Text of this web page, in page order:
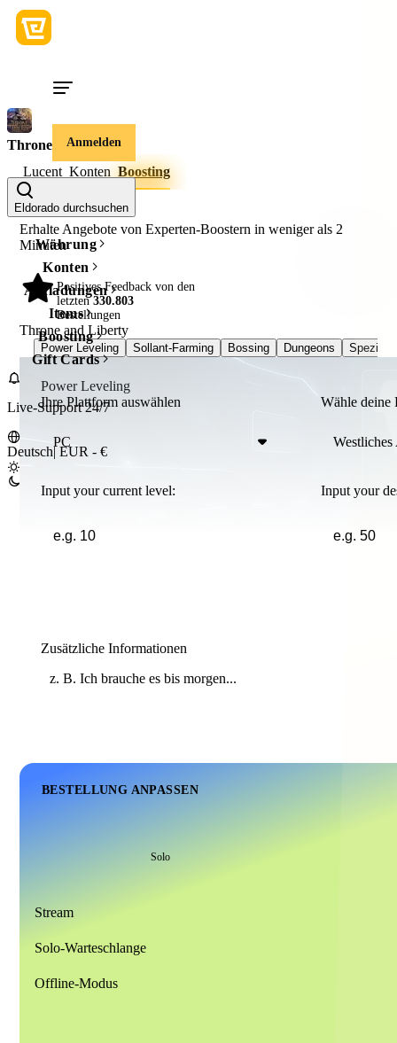
Anmelden
Eldorado durchsuchen
Währung
Konten
Aufladungen
Items
Boosting
Gift Cards
Live-Support 24/7
Deutsch|EUR - €
Throne and Liberty
Lucent Konten Boosting
Erhalte Angebote von Experten-Boostern in weniger als 2
Minuten
Positives Feedback von den
letzten330.803
Bestellungen
Throne and Liberty
Power Leveling Sollant-Farming Bossing Dungeons
Power Leveling
Ihre Plattform auswählen
PC
Wähle deine
Input your current level: Input your
Zusätzliche Informationen
BESTELLUNG ANPASSEN
Solo
Stream
Solo-Warteschlange
Offline-Modus